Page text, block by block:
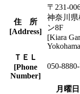
住 所
[Address]
〒231-
神奈川
ン8F
[Kiara
ＴＥＬ
[Phone
Number]
050-
月曜日